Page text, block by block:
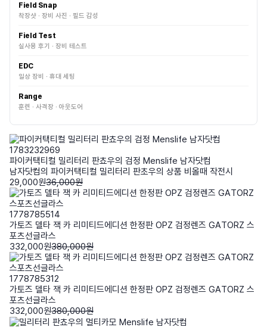
Field Snap
착장샷 · 장비 사진 · 필드 감성
Field Test
실사용 후기 · 장비 테스트
EDC
일상 장비 · 휴대 세팅
Range
훈련 · 사격장 · 아웃도어
1783232969
파이커택티컬 밀리터리 판쵸우의 검정 Menslife 남자닷컴
남자닷컴의 파이커택티컬 밀리터리 판초우의 상품 비올때 작전시
29,000원36,000원
1778785514
가토즈 델타 잭 카 리미티드에디션 한정판 OPZ 검정렌즈 GATORZ 스
포츠선글라스
332,000원380,000원
1778785312
가토즈 델타 잭 카 리미티드에디션 한정판 OPZ 검정렌즈 GATORZ 스
포츠선글라스
332,000원380,000원